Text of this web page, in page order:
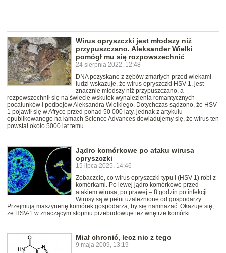
Wirus opryszczki jest młodszy niż
przypuszczano. Aleksander Wielki
pomógł mu się rozpowszechnić
24 sierpnia 2022, 12:48
DNA pozyskane z zębów zmarłych przed wiekami
ludzi wskazuje, że wirus opryszczki HSV-1, jest
znacznie młodszy niż przypuszczano, a
rozpowszechnił się na świecie wskutek wynalezienia romantycznych
pocałunków i podbojów Aleksandra Wielkiego. Dotychczas sądzono, że HSV-
1 pojawił się w Afryce przed ponad 50 000 laty, jednak z artykułu
opublikowanego na łamach Science Advances dowiadujemy się, że wirus ten
powstał około 5000 lat temu.
Jądro komórkowe po ataku wirusa
opryszczki
15 lipca 2025, 14:46
Zobaczcie, co wirus opryszczki typu I (HSV-1) robi z
komórkami. Po lewej jądro komórkowe przed
atakiem wirusa, po prawej – 8 godzin po infekcji.
Wirusy są w pełni uzależnione od gospodarzy.
Przejmują maszynerię komórek gospodarza, by się namnażać. Okazuje się,
że HSV-1 w znaczącym stopniu przebudowuje też wnętrze komórki.
Miał chronić, lecz nic z tego
9 maja 2009, 13:19